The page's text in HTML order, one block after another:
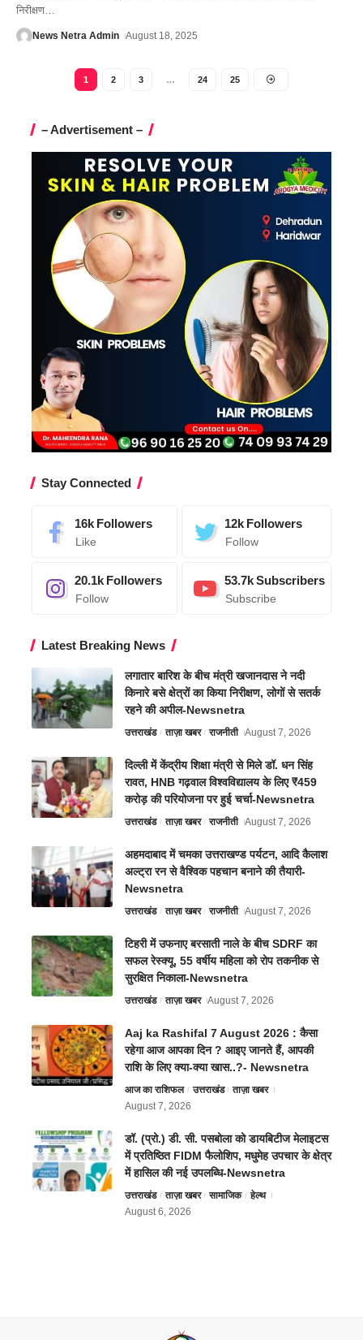
निरीक्षण…
News Netra Admin August 18, 2025
1 2 3 … 24 25
– Advertisement –
Stay Connected
16k Followers
Like
12k Followers
Follow
20.1k Followers
Follow
53.7kSubscribers
Subscribe
Latest Breaking News
लगातार बारिश के बीच मंत्री खजानदास ने नदी
किनारे बसे क्षेत्रों का किया निरीक्षण, लोगों से सतर्क
रहने की अपील-Newsnetra
उत्तराखंड ताज़ा खबर राजनीती August 7, 2026
दिल्ली में केंद्रीय शिक्षा मंत्री से मिले डॉ. धन सिंह
रावत, HNB गढ़वाल विश्वविद्यालय के लिए ₹459
करोड़ की परियोजना पर हुई चर्चा-Newsnetra
उत्तराखंड ताज़ा खबर राजनीती August 7, 2026
अहमदाबाद में चमका उत्तराखण्ड पर्यटन, आदि कैलाश
अल्ट्रा रन से वैश्विक पहचान बनाने की तैयारी-
Newsnetra
उत्तराखंड ताज़ा खबर राजनीती August 7, 2026
टिहरी में उफनाए बरसाती नाले के बीच SDRF का
सफल रेस्क्यू, 55 वर्षीय महिला को रोप तकनीक से
सुरक्षित निकाला-Newsnetra
उत्तराखंड ताज़ा खबर August 7, 2026
Aaj ka Rashifal 7 August 2026 : कैसा
रहेगा आज आपका दिन ? आइए जानते हैं, आपकी
राशि के लिए क्या-क्या खास..?- Newsnetra
आज का राशिफल उत्तराखंड
ताज़ा खबर
August 7, 2026
डॉ. (प्रो.) डी. सी. पसबोला को डायबिटीज मेलाइटस
में प्रतिष्ठित FIDM फैलोशिप, मधुमेह उपचार के क्षेत्र
में हासिल की नई उपलब्धि-Newsnetra
उत्तराखंड ताज़ा खबर सामाजिक
हेल्थ
August 6, 2026